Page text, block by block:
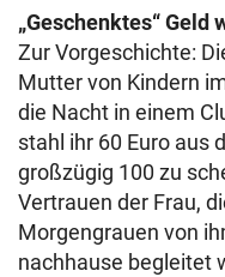
„Geschenktes“ Geld
Zur Vorgeschichte:
Mutter von Kindern
die Nacht in einem
stahl ihr 60 Euro aus
großzügig 100 zu
Vertrauen der Frau,
Morgengrauen von
nachhause begleitet